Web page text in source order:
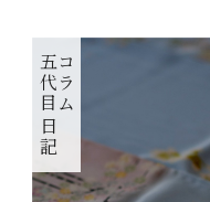
コラム
五代目日記